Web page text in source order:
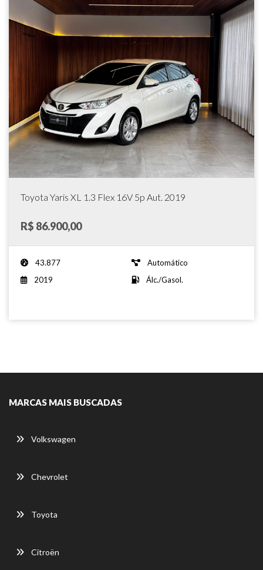
Toyota Yaris XL 1.3 Flex 16V 5p Aut. 2019
R$ 86.900,00
43.877
Automático
2019
Álc./Gasol.
MARCAS MAIS BUSCADAS
Volkswagen
Chevrolet
Toyota
Citroën